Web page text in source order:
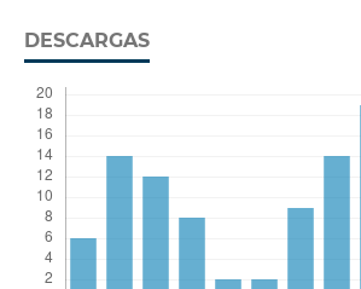
DESCARGAS